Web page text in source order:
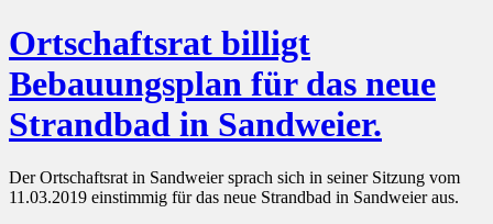
Ortschaftsrat billigt
Bebauungsplan für das neue
Strandbad in Sandweier.
Der Ortschaftsrat in Sandweier sprach sich in seiner Sitzung vom
11.03.2019 einstimmig für das neue Strandbad in Sandweier aus.